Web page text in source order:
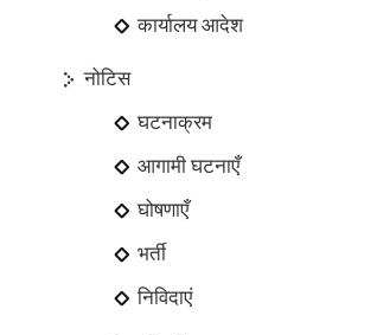
कार्यालय आदेश
नोटिस
घटनाक्रम
आगामी घटनाएँ
घोषणाएँ
भर्ती
निविदाएं